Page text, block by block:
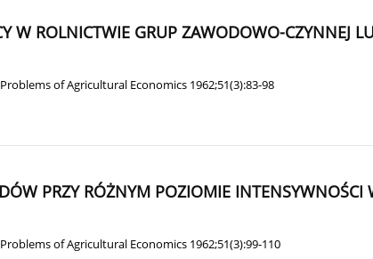
W ROLNICTWIE GRUP ZAWODOWO-CZYNNEJ
of Agricultural Economics 1962;51(3):83-98
PRZY RÓŻNYM POZIOMIE
of Agricultural Economics 1962;51(3):99-110